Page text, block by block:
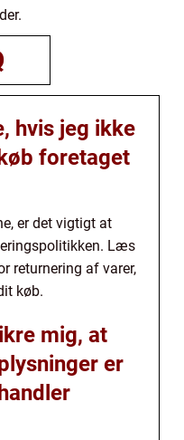
hvis jeg ikke
foretaget
er det vigtigt at
Læs
returnering af varer,
køb.
mig, at
er